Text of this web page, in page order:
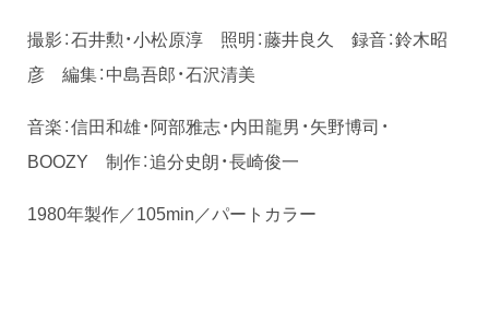
撮影：石井勲・小松原淳 照明：藤井良久 録音：鈴木昭
彦 編集：中島吾郎・石沢清美
音楽：信田和雄・阿部雅志・内田龍男・矢野博司・
BOOZY 制作：追分史朗・長崎俊一
1980年製作／105min／パートカラー